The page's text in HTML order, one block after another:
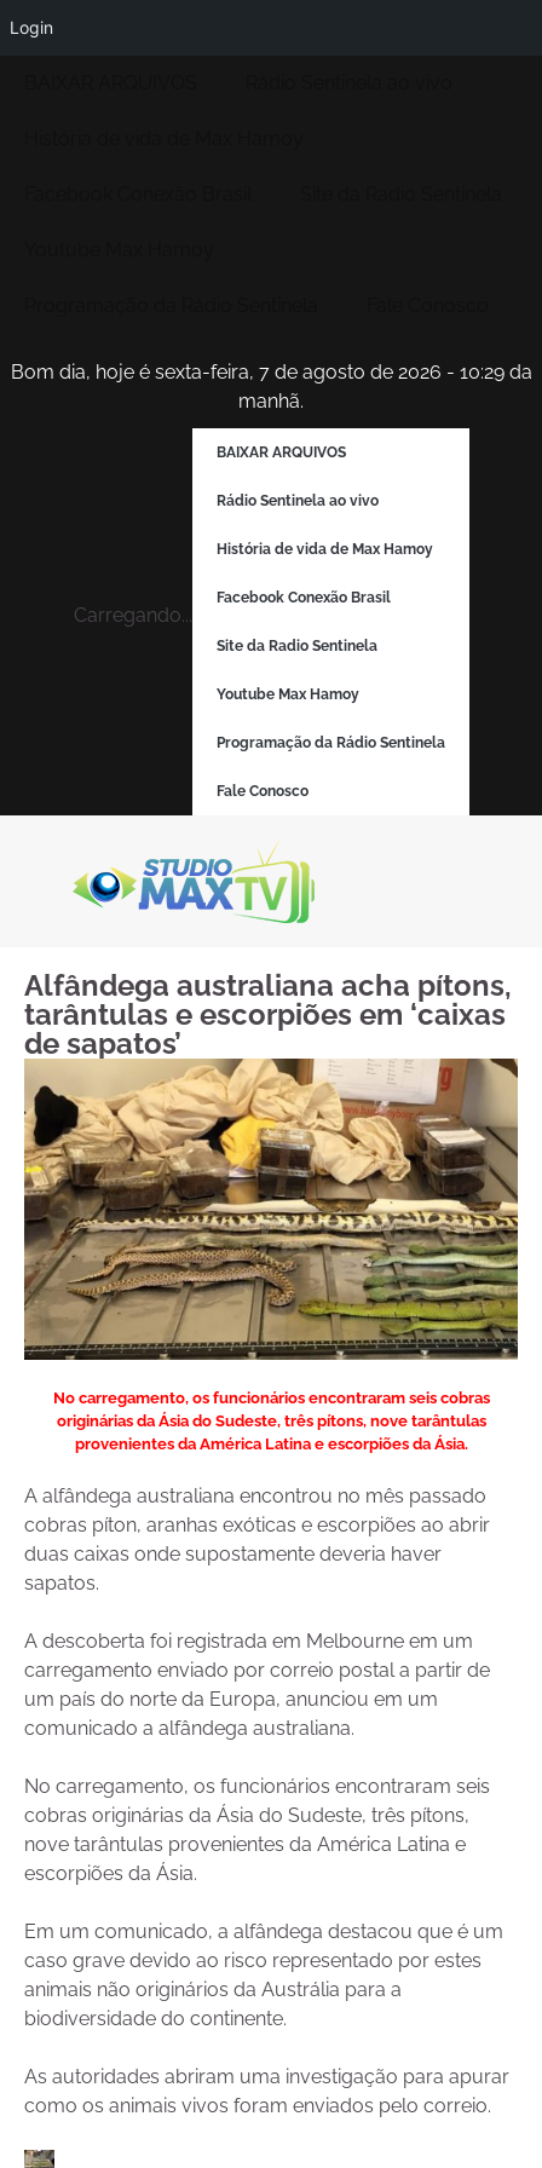
Bom dia, hoje é sexta-feira, 7 de agosto de 2026 - 10:29 da
manhã.
Carregando...
BAIXAR ARQUIVOS
Rádio Sentinela ao vivo
História de vida de Max Hamoy
Facebook Conexão Brasil
Site da Radio Sentinela
Youtube Max Hamoy
Programação da Rádio Sentinela
Fale Conosco
Alfândega australiana acha pítons,
tarântulas e escorpiões em ‘caixas
de sapatos’
No carregamento, os funcionários encontraram seis cobras
originárias da Ásia do Sudeste, três pítons, nove tarântulas
provenientes da América Latina e escorpiões da Ásia.
A alfândega australiana encontrou no mês passado
cobras píton, aranhas exóticas e escorpiões ao abrir
duas caixas onde supostamente deveria haver
sapatos.
A descoberta foi registrada em Melbourne em um
carregamento enviado por correio postal a partir de
um país do norte da Europa, anunciou em um
comunicado a alfândega australiana.
No carregamento, os funcionários encontraram seis
cobras originárias da Ásia do Sudeste, três pítons,
nove tarântulas provenientes da América Latina e
escorpiões da Ásia.
Em um comunicado, a alfândega destacou que é um
caso grave devido ao risco representado por estes
animais não originários da Austrália para a
biodiversidade do continente.
As autoridades abriram uma investigação para apurar
como os animais vivos foram enviados pelo correio.
Login